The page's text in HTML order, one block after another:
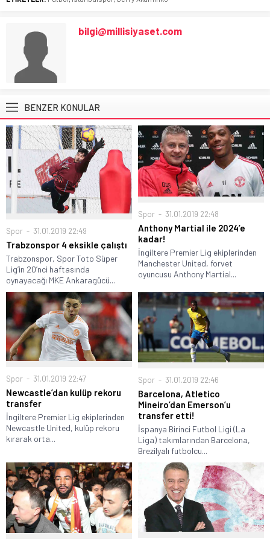
bilgi@millisiyaset.com
BENZER KONULAR
Spor 31.01.2019 22:49
Trabzonspor 4 eksikle çalıştı
Trabzonspor, Spor Toto Süper
Lig’in 20’nci haftasında
oynayacağı MKE Ankaragücü...
Spor 31.01.2019 22:48
Anthony Martial ile 2024’e
kadar!
İngiltere Premier Lig ekiplerinden
Manchester United, forvet
oyuncusu Anthony Martial...
Spor 31.01.2019 22:47
Newcastle’dan kulüp rekoru
transfer
İngiltere Premier Lig ekiplerinden
Newcastle United, kulüp rekoru
kırarak orta...
Spor 31.01.2019 22:46
Barcelona, Atletico
Mineiro’dan Emerson’u
transfer etti!
İspanya Birinci Futbol Ligi (La
Liga) takımlarından Barcelona,
Brezilyalı futbolcu...